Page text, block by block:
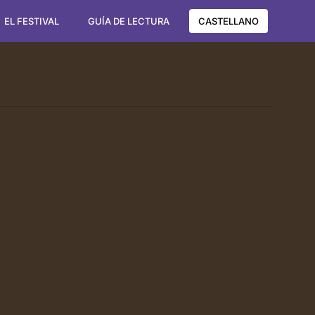
EL FESTIVAL GUÍA DE LECTURA CASTELLANO